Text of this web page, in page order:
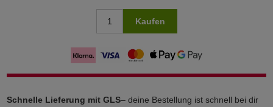
Kaufen
Schnelle Lieferung mit GLS– deine Bestellung ist schnell bei dir